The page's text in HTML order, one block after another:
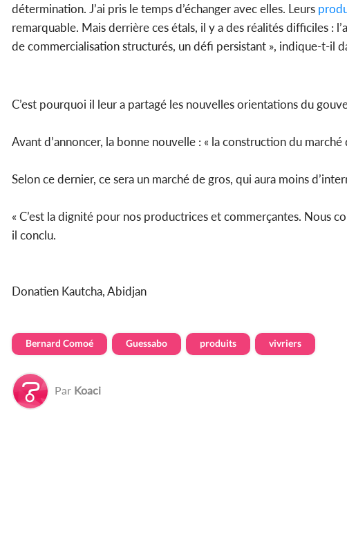
détermination. J’ai pris le temps d’échanger avec elles. Leurs
remarquable. Mais derrière ces étals, il y a des réalités difficiles :
de commercialisation structurés, un défi persistant », indique-t-il
C’est pourquoi il leur a partagé les nouvelles orientations du
Avant d’annoncer, la bonne nouvelle : « la construction du
Selon ce dernier, ce sera un marché de gros, qui aura moins
« C’est la dignité pour nos productrices et commerçantes. Nous
il conclu.
Donatien Kautcha, Abidjan
Bernard Comoé Guessabo produits vivriers
Par Koaci